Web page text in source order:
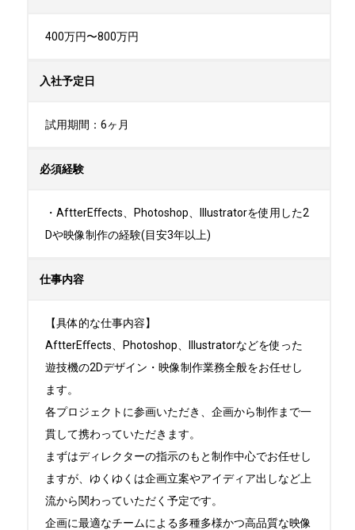
400万円〜800万円
入社予定日
試用期間：6ヶ月
必須経験
・AftterEﬀects、Photoshop、Illustratorを使⽤した2
Dや映像制作の経験(目安3年以上)
仕事内容
【具体的な仕事内容】
AftterEﬀects、Photoshop、Illustratorなどを使った
遊技機の2Dデザイン・映像制作業務全般をお任せし
ます。
各プロジェクトに参画いただき、企画から制作まで一
貫して携わっていただきます。
まずはディレクターの指示のもと制作中心でお任せし
ますが、ゆくゆくは企画立案やアイディア出しなど上
流から関わっていただく予定です。
企画に最適なチームによる多種多様かつ⾼品質な映像